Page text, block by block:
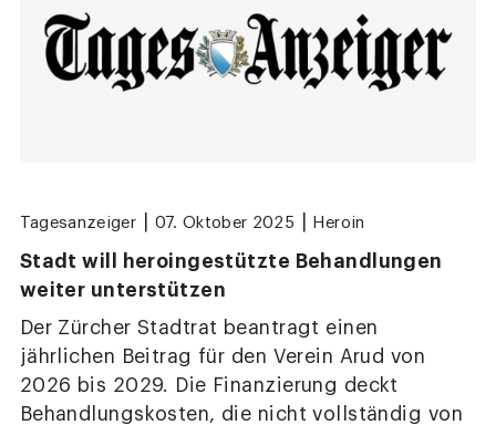
Tagesanzeiger 07. Oktober 2025 Heroin
Stadt will heroingestützte Behandlungen
weiter unterstützen
Der Zürcher Stadtrat beantragt einen
jährlichen Beitrag für den Verein Arud von
2026 bis 2029. Die Finanzierung deckt
Behandlungskosten, die nicht vollständig von